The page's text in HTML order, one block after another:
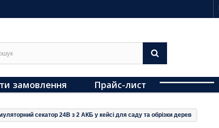
замовлення Прайс-лист
секатор 24В з 2 АКБ у кейсі для саду та обрізки дерев